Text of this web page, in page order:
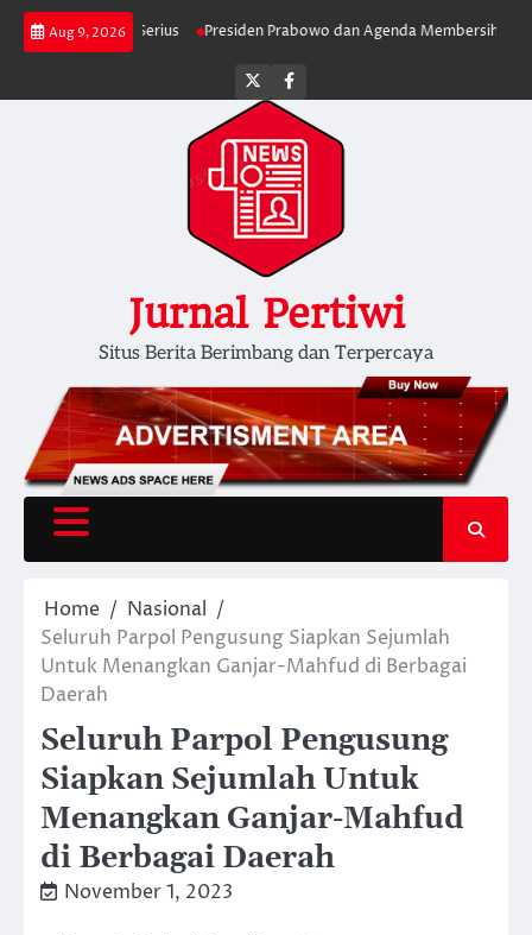
Skip
Aug 9, 2026
Lebih Serius Presiden Prabowo dan Agenda Membersihkan
Twitterfacebook
Jurnal Pertiwi
Situs Berita Berimbang dan Terpercaya
Home
Nasional
Seluruh Parpol Pengusung Siapkan Sejumlah
Untuk Menangkan Ganjar-Mahfud di Berbagai
Daerah
Seluruh Parpol Pengusung
Siapkan Sejumlah Untuk
Menangkan Ganjar-Mahfud
di Berbagai Daerah
November 1, 2023